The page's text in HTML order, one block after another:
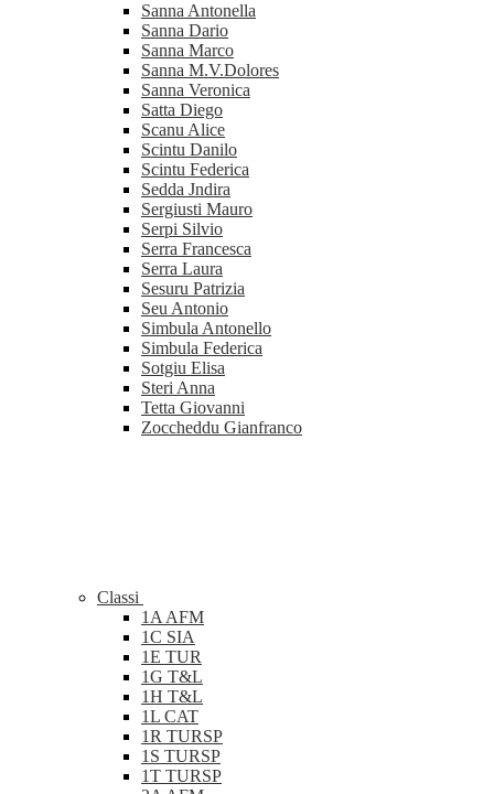
Sanna Antonella
Sanna Dario
Sanna Marco
Sanna M.V.Dolores
Sanna Veronica
Satta Diego
Scanu Alice
Scintu Danilo
Scintu Federica
Sedda Jndira
Sergiusti Mauro
Serpi Silvio
Serra Francesca
Serra Laura
Sesuru Patrizia
Seu Antonio
Simbula Antonello
Simbula Federica
Sotgiu Elisa
Steri Anna
Tetta Giovanni
Zoccheddu Gianfranco
Classi
1A AFM
1C SIA
1E TUR
1G T&L
1H T&L
1L CAT
1R TURSP
1S TURSP
1T TURSP